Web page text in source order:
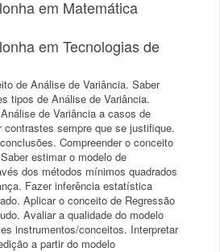
em Matemática
em Tecnologias de
de Análise de Variância. Saber
tipos de Análise de Variância.
de Variância a casos de
contrastes sempre que se justifique.
Compreender o conceito
estimar o modelo de
dos métodos mínimos quadrados
Fazer inferência estatística
Aplicar o conceito de Regressão
Avaliar a qualidade do modelo
instrumentos/conceitos. Interpretar
a partir do modelo